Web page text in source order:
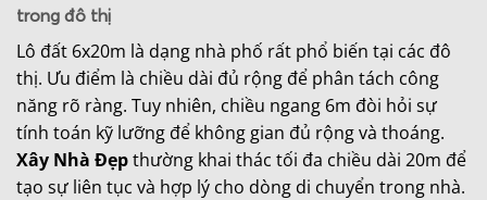
trong đô thị
Lô đất 6x20m là dạng nhà phố rất phổ biến tại các đô
thị. Ưu điểm là chiều dài đủ rộng để phân tách công
năng rõ ràng. Tuy nhiên, chiều ngang 6m đòi hỏi sự
tính toán kỹ lưỡng để không gian đủ rộng và thoáng.
Xây Nhà Đẹpthường khai thác tối đa chiều dài 20m để
tạo sự liên tục và hợp lý cho dòng di chuyển trong nhà.